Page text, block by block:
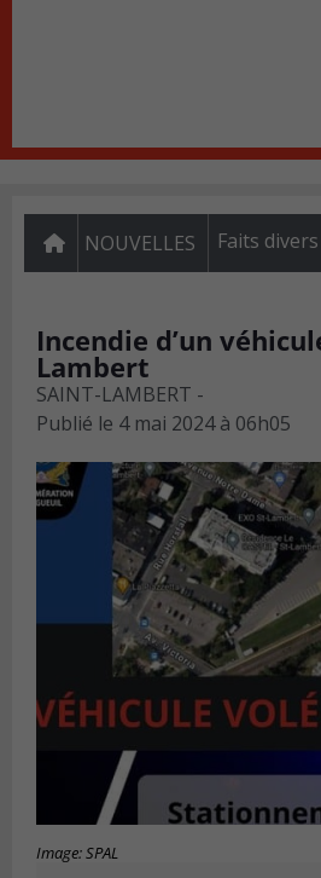
NOUVELLES Faits divers
Incendie d’un
Lambert
SAINT-LAMBERT -
Publié le 4 mai 2024 à 06h05
Image: SPAL